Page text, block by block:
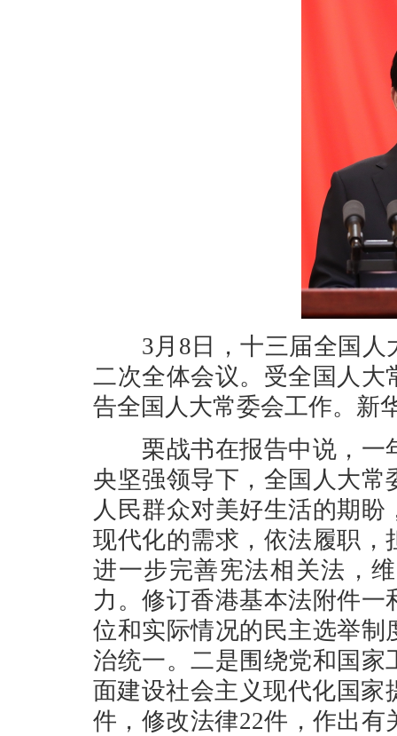
3月8日，十三届全国
二次全体会议。受全国人
告全国人大常委会工作。新
栗战书在报告中说，一
央坚强领导下，全国人大
人民群众对美好生活的期
现代化的需求，依法履职
进一步完善宪法相关法，
力。修订香港基本法附件
位和实际情况的民主选举
治统一。二是围绕党和国
面建设社会主义现代化国家
件，修改法律22件，作出